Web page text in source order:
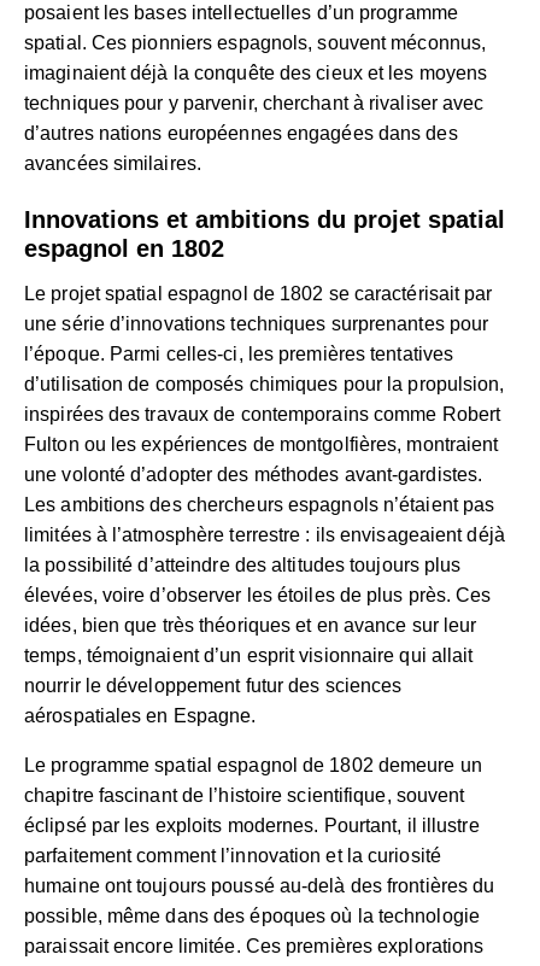
posaient les bases intellectuelles d’un programme
spatial. Ces pionniers espagnols, souvent méconnus,
imaginaient déjà la conquête des cieux et les moyens
techniques pour y parvenir, cherchant à rivaliser avec
d’autres nations européennes engagées dans des
avancées similaires.
Innovations et ambitions du projet spatial
espagnol en 1802
Le projet spatial espagnol de 1802 se caractérisait par
une série d’innovations techniques surprenantes pour
l’époque. Parmi celles-ci, les premières tentatives
d’utilisation de composés chimiques pour la propulsion,
inspirées des travaux de contemporains comme Robert
Fulton ou les expériences de montgolfières, montraient
une volonté d’adopter des méthodes avant-gardistes.
Les ambitions des chercheurs espagnols n’étaient pas
limitées à l’atmosphère terrestre : ils envisageaient déjà
la possibilité d’atteindre des altitudes toujours plus
élevées, voire d’observer les étoiles de plus près. Ces
idées, bien que très théoriques et en avance sur leur
temps, témoignaient d’un esprit visionnaire qui allait
nourrir le développement futur des sciences
aérospatiales en Espagne.
Le programme spatial espagnol de 1802 demeure un
chapitre fascinant de l’histoire scientifique, souvent
éclipsé par les exploits modernes. Pourtant, il illustre
parfaitement comment l’innovation et la curiosité
humaine ont toujours poussé au-delà des frontières du
possible, même dans des époques où la technologie
paraissait encore limitée. Ces premières explorations